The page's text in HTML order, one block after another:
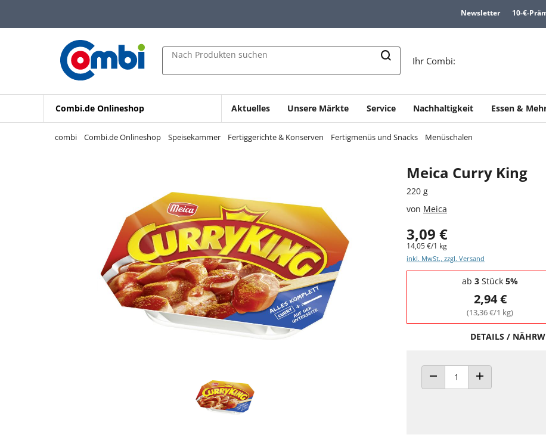
Zur Navigation springen
Zur Suche springen
Newsletter 10-€-
Nach Produkten suchen
Ihr Combi:
Combi.de Onlineshop Aktuelles Unsere Märkte Service Nachhaltigkeit Essen &
combi Combi.de Onlineshop Speisekammer Fertiggerichte & Konserven Fertigmenüs und Snacks Menüschalen
Meica Curry King
220 g
von Meica
3,09 €
14,05 €/1 kg
inkl. MwSt., zzgl. Versand
Staffelpreise - Mengenrabatt
ab 3 Stück 5%
2,94 €
(13,36 €/1 kg)
DETAILS /
ANZAHL VERRINGERNANZAHL ERHÖHEN